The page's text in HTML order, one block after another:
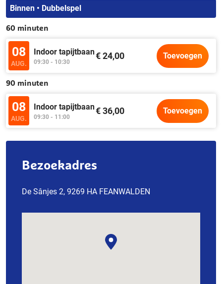
Binnen • Dubbelspel
60 minuten
08
AUG.
Indoor tapijtbaan
09:30 - 10:30
€ 24,00 Toevoegen
90 minuten
08
AUG.
Indoor tapijtbaan
09:30 - 11:00
€ 36,00 Toevoegen
Bezoekadres
De Sânjes 2, 9269 HA FEANWALDEN